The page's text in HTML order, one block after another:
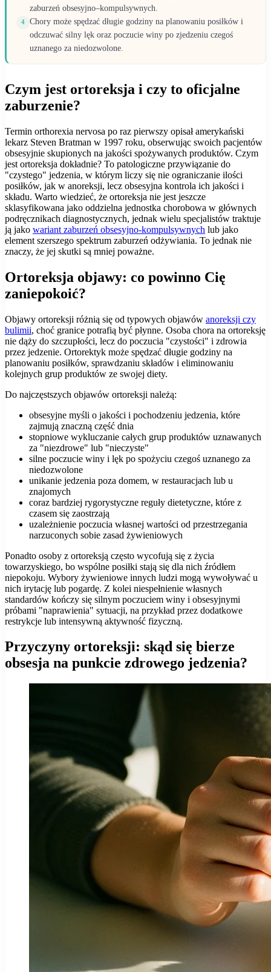
zaburzeń obsesyjno–kompulsywnych.
4
Chory może spędzać długie godziny na planowaniu posiłków i
odczuwać silny lęk oraz poczucie winy po zjedzeniu czegoś
uznanego za niedozwolone.
Czym jest ortoreksja i czy to oficjalne
zaburzenie?
Termin orthorexia nervosa po raz pierwszy opisał amerykański
lekarz Steven Bratman w 1997 roku, obserwując swoich pacjentów
obsesyjnie skupionych na jakości spożywanych produktów. Czym
jest ortoreksja dokładnie? To patologiczne przywiązanie do
"czystego" jedzenia, w którym liczy się nie ograniczanie ilości
posiłków, jak w anoreksji, lecz obsesyjna kontrola ich jakości i
składu. Warto wiedzieć, że ortoreksja nie jest jeszcze
sklasyfikowana jako oddzielna jednostka chorobowa w głównych
podręcznikach diagnostycznych, jednak wielu specjalistów traktuje
ją jako wariant zaburzeń obsesyjno-kompulsywnych lub jako
element szerszego spektrum zaburzeń odżywiania. To jednak nie
znaczy, że jej skutki są mniej poważne.
Ortoreksja objawy: co powinno Cię
zaniepokoić?
Objawy ortoreksji różnią się od typowych objawów anoreksji czy
bulimii, choć granice potrafią być płynne. Osoba chora na ortoreksję
nie dąży do szczupłości, lecz do poczucia "czystości" i zdrowia
przez jedzenie. Ortorektyk może spędzać długie godziny na
planowaniu posiłków, sprawdzaniu składów i eliminowaniu
kolejnych grup produktów ze swojej diety.
Do najczęstszych objawów ortoreksji należą:
obsesyjne myśli o jakości i pochodzeniu jedzenia, które
zajmują znaczną część dnia
stopniowe wykluczanie całych grup produktów uznawanych
za "niezdrowe" lub "nieczyste"
silne poczucie winy i lęk po spożyciu czegoś uznanego za
niedozwolone
unikanie jedzenia poza domem, w restauracjach lub u
znajomych
coraz bardziej rygorystyczne reguły dietetyczne, które z
czasem się zaostrzają
uzależnienie poczucia własnej wartości od przestrzegania
narzuconych sobie zasad żywieniowych
Ponadto osoby z ortoreksją często wycofują się z życia
towarzyskiego, bo wspólne posiłki stają się dla nich źródłem
niepokoju. Wybory żywieniowe innych ludzi mogą wywoływać u
nich irytację lub pogardę. Z kolei niespełnienie własnych
standardów kończy się silnym poczuciem winy i obsesyjnymi
próbami "naprawienia" sytuacji, na przykład przez dodatkowe
restrykcje lub intensywną aktywność fizyczną.
Przyczyny ortoreksji: skąd się bierze
obsesja na punkcie zdrowego jedzenia?